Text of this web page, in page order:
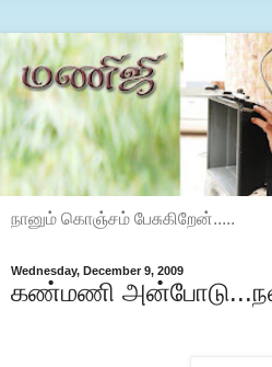
நானும் கொஞ்சம் பேசுகிறேன்.....
Wednesday, December 9, 2009
கண்மணி